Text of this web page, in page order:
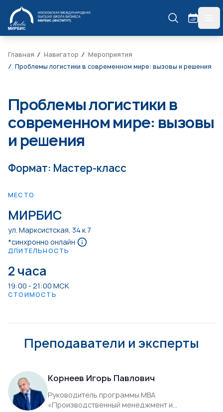
МИРБИС
Главная Навигатор
Мероприятия
Проблемы логистики в современном мире: вызовы и решения
Проблемы логистики в
современном мире: вызовы
и решения
Формат: Мастер-класс
МЕСТО
МИРБИС
ул. Марксистская, 34 к.7
*синхронно онлайн
ДЛИТЕЛЬНОСТЬ
2 часа
19:00 - 21:00 МСК
СТОИМОСТЬ
Преподаватели и эксперты
Корнеев Игорь Павлович
Руководитель программы МВА
«Производственный менеджмент и